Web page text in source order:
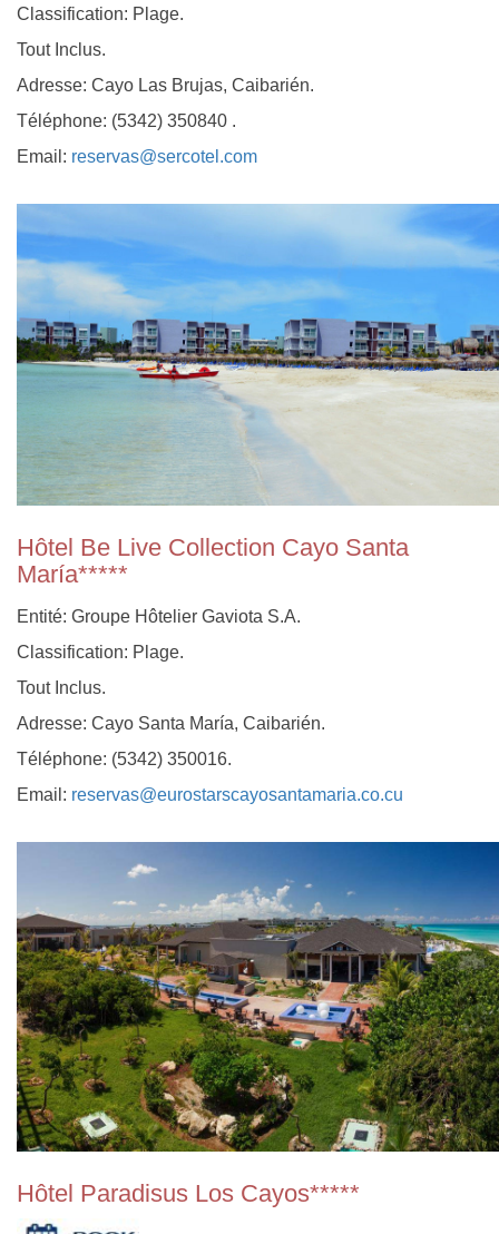
Classification: Plage.
Tout Inclus.
Adresse: Cayo Las Brujas, Caibarién.
Téléphone: (5342) 350840 .
Email: reservas@sercotel.com
Hôtel Be Live Collection Cayo Santa
María*****
Entité: Groupe Hôtelier Gaviota S.A.
Classification: Plage.
Tout Inclus.
Adresse: Cayo Santa María, Caibarién.
Téléphone: (5342) 350016.
Email: reservas@eurostarscayosantamaria.co.cu
Hôtel Paradisus Los Cayos*****